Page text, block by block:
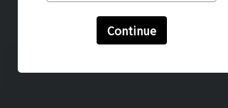
Continue